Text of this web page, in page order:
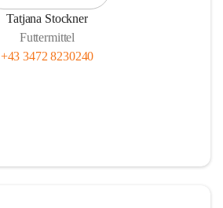
Tatjana Stockner
Futtermittel
+43 3472 8230240